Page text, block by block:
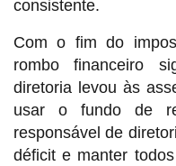
consistente.
Com o fim do
rombo financeiro
diretoria levou às
usar o fundo de
responsável de
déficit e manter